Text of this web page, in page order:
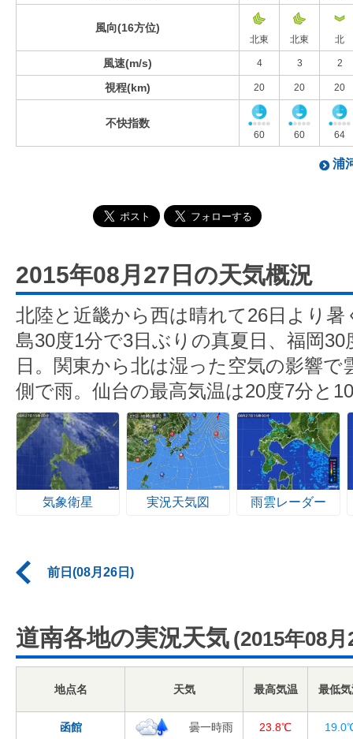
風向(16方位)
北東 北東 北
風速(m/s) 4 3 2
視程(km) 20 20 20
不快指数
60 60 64
浦
2015年08月27日の天気概況
北陸と近畿から西は晴れて26日より
島30度1分で3日ぶりの真夏日、福岡
日。関東から北は湿った空気の影響で
側で雨。仙台の最高気温は20度7分と
気象衛星 実況天気図 雨雲レーダー
前日(08月26日)
道南各地の実況天気 (2015年08月
地点名 天気 最高気温 最低
函館 曇一時雨 23.8℃